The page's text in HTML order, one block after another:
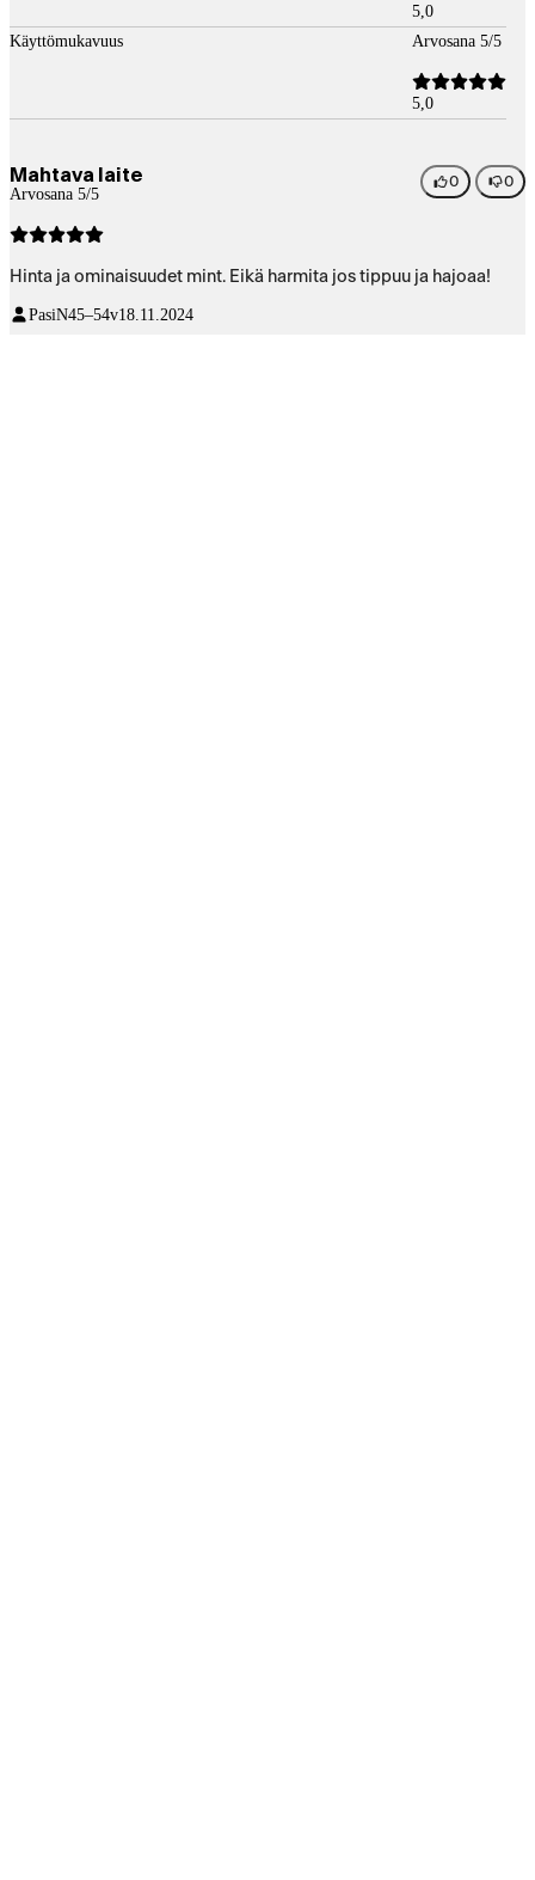
5,0
Käyttömukavuus
Arvosana 5/5
5,0
Mahtava laite
Arvosana 5/5
0 0
Hinta ja ominaisuudet mint. Eikä harmita jos tippuu ja hajoaa!
PasiN45–54v18.11.2024